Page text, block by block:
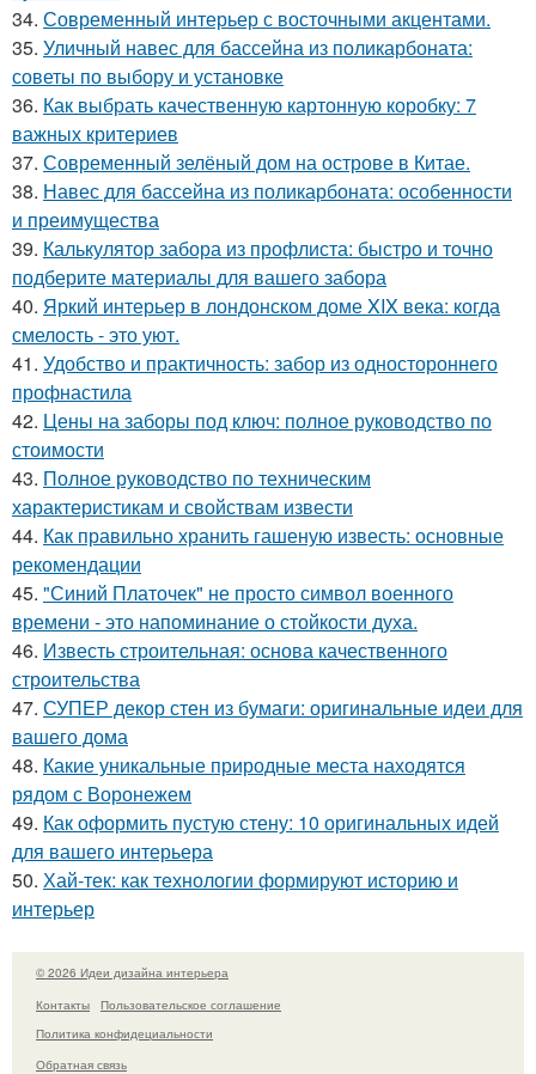
34. Современный интерьер с восточными акцентами.
35. Уличный навес для бассейна из поликарбоната:
советы по выбору и установке
36. Как выбрать качественную картонную коробку: 7
важных критериев
37. Современный зелёный дом на острове в Китае.
38. Навес для бассейна из поликарбоната: особенности
и преимущества
39. Калькулятор забора из профлиста: быстро и точно
подберите материалы для вашего забора
40. Яркий интерьер в лондонском доме XIX века: когда
смелость - это уют.
41. Удобство и практичность: забор из одностороннего
профнастила
42. Цены на заборы под ключ: полное руководство по
стоимости
43. Полное руководство по техническим
характеристикам и свойствам извести
44. Как правильно хранить гашеную известь: основные
рекомендации
45. "Синий Платочек" не просто символ военного
времени - это напоминание о стойкости духа.
46. Известь строительная: основа качественного
строительства
47. СУПЕР декор стен из бумаги: оригинальные идеи для
вашего дома
48. Какие уникальные природные места находятся
рядом с Воронежем
49. Как оформить пустую стену: 10 оригинальных идей
для вашего интерьера
50. Хай-тек: как технологии формируют историю и
интерьер
© 2026 Идеи дизайна интерьера
Контакты
Пользовательское соглашение
Политика конфидециальности
Обратная связь